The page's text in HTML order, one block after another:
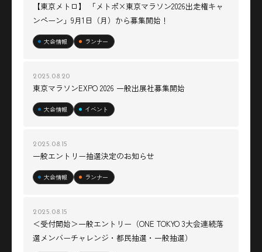
【東京メトロ】 「メトポ×東京マラソン2026出走権キャ
ンペーン」9月1日（月）から募集開始！
大会情報 ランナー
2025.08.20
東京マラソンEXPO 2026 一般出展社募集開始
大会情報 イベント
2025.08.15
一般エントリー抽選決定のお知らせ
大会情報 ランナー
2025.08.15
＜受付開始＞一般エントリー（ONE TOKYO 3大会連続落
選メンバーチャレンジ・都民抽選・一般抽選）